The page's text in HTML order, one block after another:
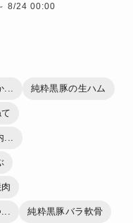
8/24 00:00
純粋黒豚の生ハム
純粋黒豚バラ軟骨